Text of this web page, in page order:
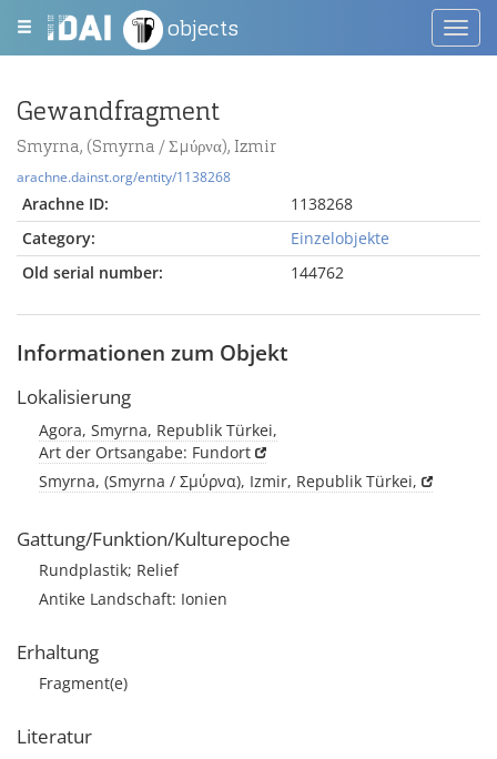
objects
Gewandfragment
Smyrna, (Smyrna / Σμύρνα), Izmir
arachne.dainst.org/entity/1138268
Arachne ID:
1138268
Category:
Einzelobjekte
Old serial number:
144762
Informationen zum Objekt
Lokalisierung
Agora, Smyrna, Republik Türkei,
Art der Ortsangabe: Fundort
Smyrna, (Smyrna / Σμύρνα), Izmir, Republik Türkei,
Gattung/Funktion/Kulturepoche
Rundplastik; Relief
Antike Landschaft: Ionien
Erhaltung
Fragment(e)
Literatur